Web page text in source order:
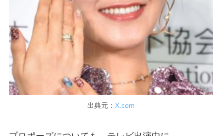
出典元： X.com